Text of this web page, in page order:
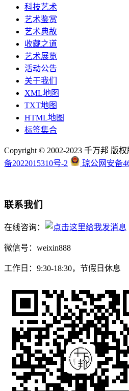
科技艺术
艺术鉴赏
艺术典故
收藏之道
艺术展览
活动公告
关于我们
XML地图
TXT地图
HTML地图
标签集合
Copyright © 2002-2023 千万邦 版
备2022015310号-2
琼公网安备
联系我们
在线咨询：
微信号：weixin888
工作日：9:30-18:30，节假日休息